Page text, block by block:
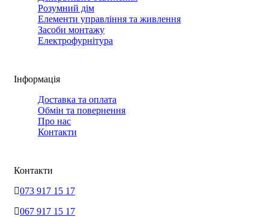
Розумний дім
Елементи управління та живлення
Засоби монтажу
Електрофурнітура
Інформація
Доставка та оплата
Обмін та повернення
Про нас
Контакти
Контакти
073 917 15 17
067 917 15 17